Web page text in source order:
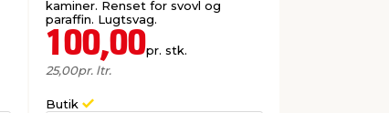
kaminer. Renset for svovl og
paraffin. Lugtsvag.
100,00pr. stk.
25,00pr. ltr.
Butik